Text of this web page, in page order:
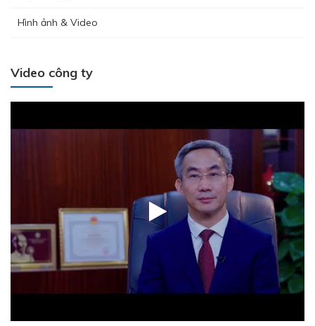
Hình ảnh & Video
Video công ty